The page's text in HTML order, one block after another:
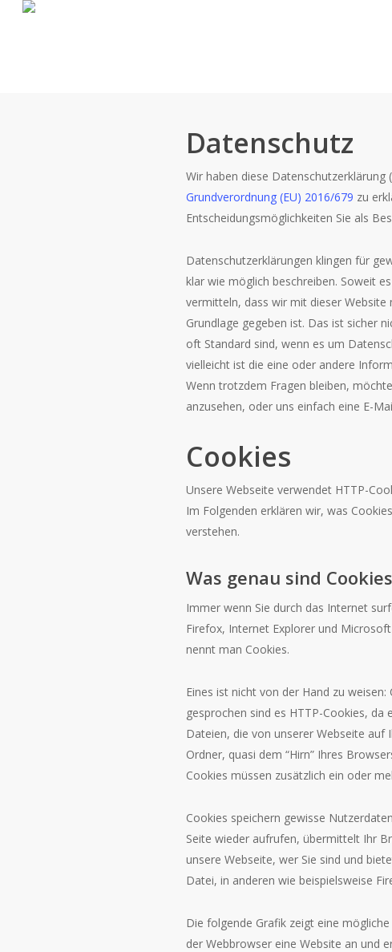
Zum großen Bildarchiv
Datenschutz
Wir haben diese
Grundverordnung (EU) 2016/679 zu
Entscheidungsmöglichkeiten Sie als
Datenschutzerklärungen klingen für
klar wie möglich beschreiben. Soweit
vermitteln, dass wir mit dieser
Grundlage gegeben ist. Das ist sicher
oft Standard sind, wenn es um
vielleicht ist die eine oder andere
Wenn trotzdem Fragen bleiben,
anzusehen, oder uns einfach eine E-
Cookies
Unsere Webseite verwendet HTTP-
Im Folgenden erklären wir, was
verstehen.
Was genau sind
Immer wenn Sie durch das Internet
Firefox, Internet Explorer und
nennt man Cookies.
Eines ist nicht von der Hand zu
gesprochen sind es HTTP-Cookies,
Dateien, die von unserer Webseite
Ordner, quasi dem “Hirn” Ihres
Cookies müssen zusätzlich ein oder
Cookies speichern gewisse
Seite wieder aufrufen, übermittelt Ihr
unsere Webseite, wer Sie sind und
Datei, in anderen wie beispielsweise
Die folgende Grafik zeigt eine
der Webbrowser eine Website an und